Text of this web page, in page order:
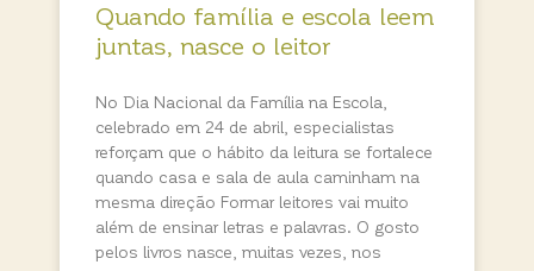
Quando família e escola leem
juntas, nasce o leitor
No Dia Nacional da Família na Escola,
celebrado em 24 de abril, especialistas
reforçam que o hábito da leitura se fortalece
quando casa e sala de aula caminham na
mesma direção Formar leitores vai muito
além de ensinar letras e palavras. O gosto
pelos livros nasce, muitas vezes, nos